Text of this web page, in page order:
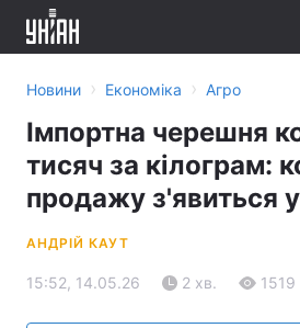
Новини › Економіка › Агро
Імпортна черешня
тисяч за кілограм:
продажу з'явиться
АНДРІЙ КАУТ
15:52, 14.05.26 2 хв. 1519